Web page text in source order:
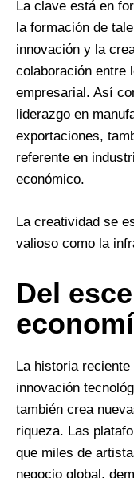
La clave está en
la formación de
innovación y la
colaboración entre
empresarial. Así
liderazgo en
exportaciones,
referente en
económico.
La creatividad se
valioso como la
Del
La historia
innovación
también crea
riqueza. Las
que miles de
negocio global,